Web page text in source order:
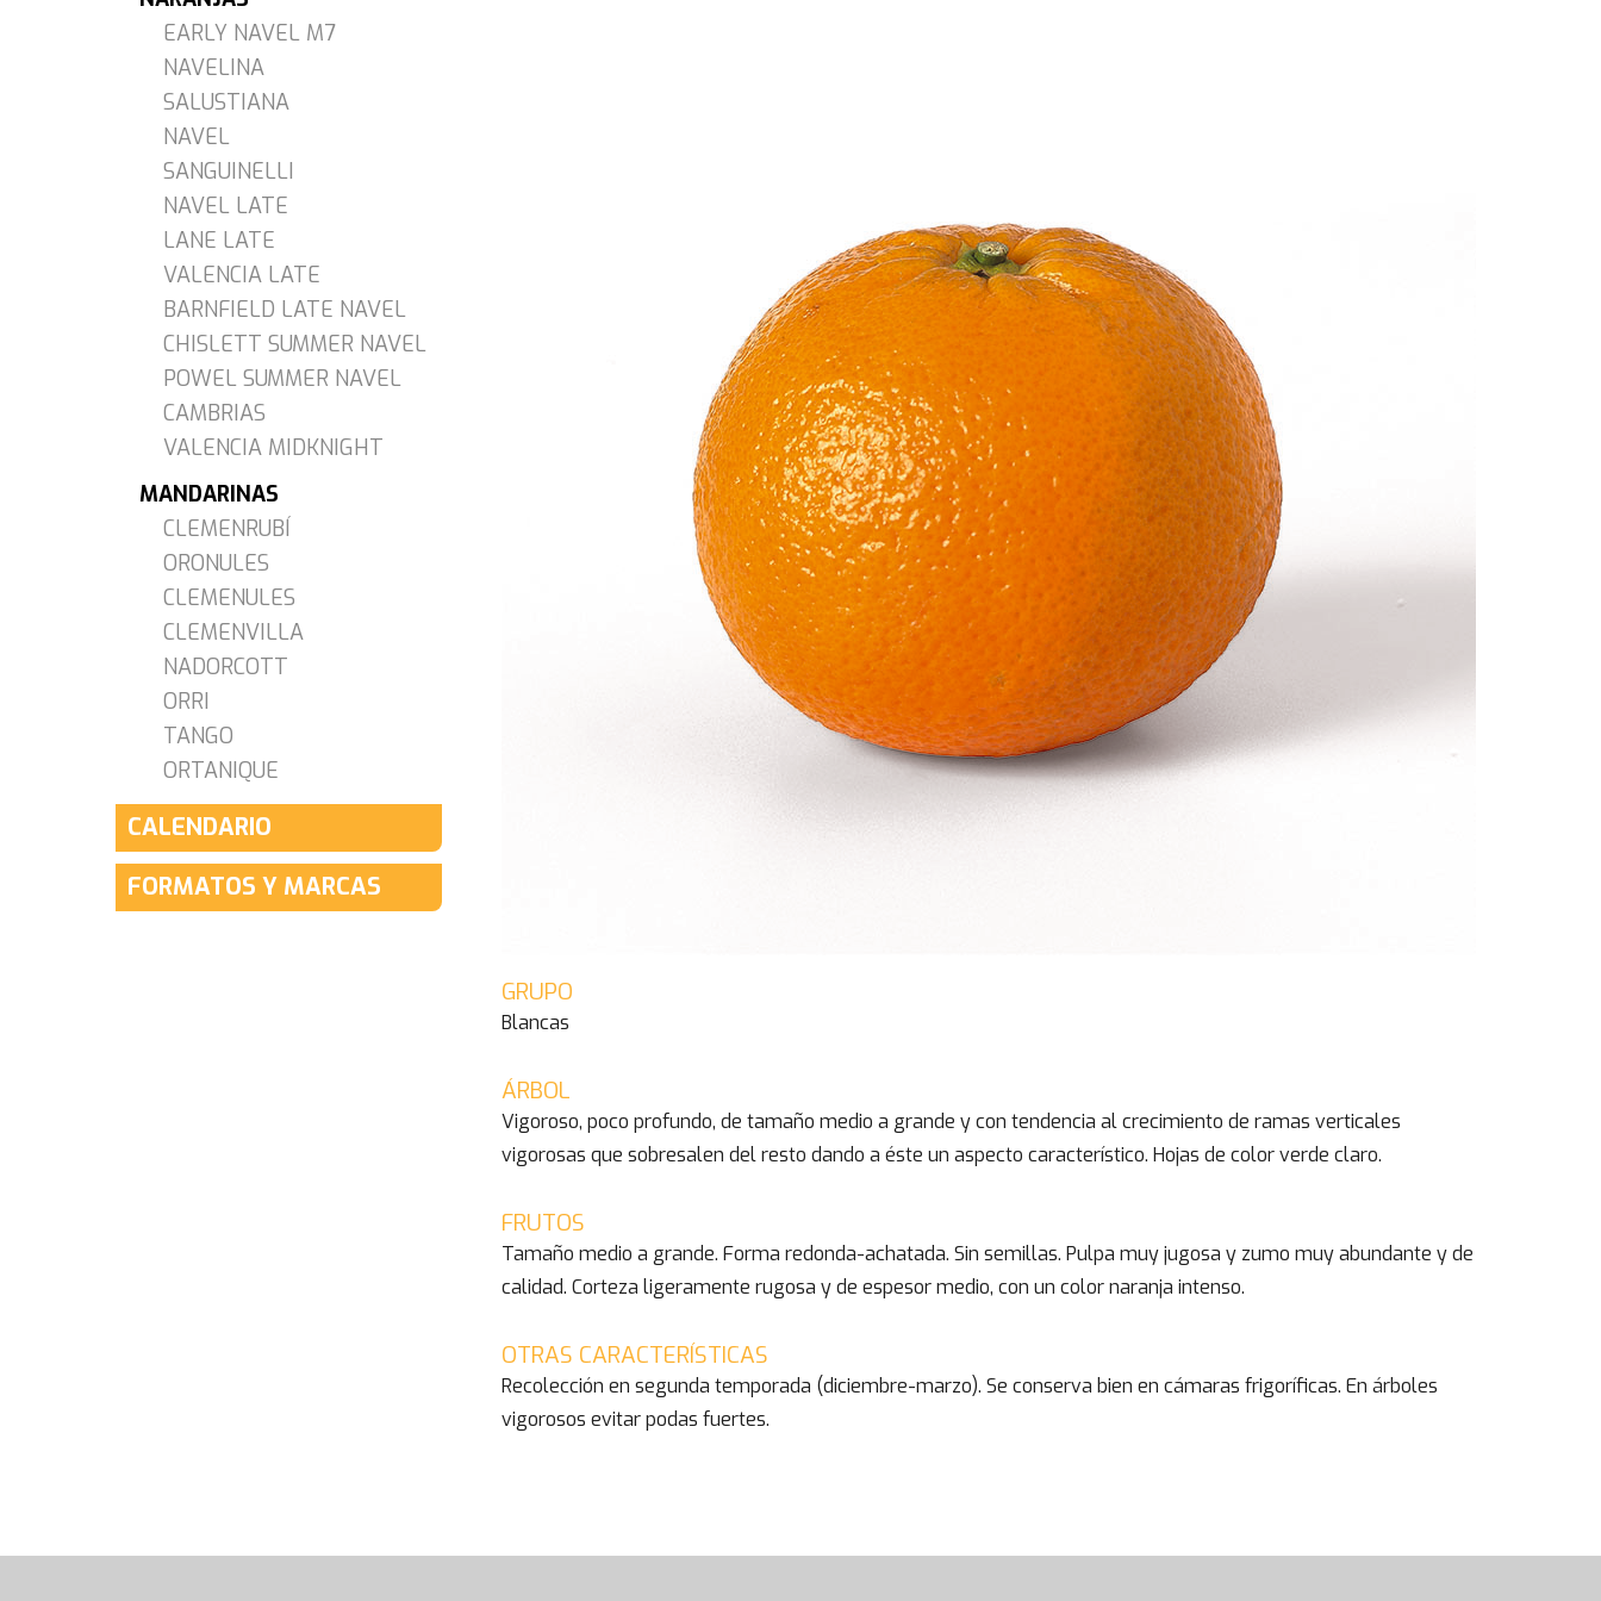
GRUPO
Blancas
ÁRBOL
Vigoroso, poco profundo, de tamaño medio a grande y con tendencia al crecimiento de ramas verticales
vigorosas que sobresalen del resto dando a éste un aspecto característico. Hojas de color verde claro.
FRUTOS
Tamaño medio a grande. Forma redonda-achatada. Sin semillas. Pulpa muy jugosa y zumo muy abundante y de
calidad. Corteza ligeramente rugosa y de espesor medio, con un color naranja intenso.
OTRAS CARACTERÍSTICAS
Recolección en segunda temporada (diciembre-marzo). Se conserva bien en cámaras frigoríficas. En árboles
vigorosos evitar podas fuertes.
EARLY NAVEL M7
NAVELINA
SALUSTIANA
NAVEL
SANGUINELLI
NAVEL LATE
LANE LATE
VALENCIA LATE
BARNFIELD LATE NAVEL
CHISLETT SUMMER NAVEL
POWEL SUMMER NAVEL
CAMBRIAS
VALENCIA MIDKNIGHT
MANDARINAS
CLEMENRUBÍ
ORONULES
CLEMENULES
CLEMENVILLA
NADORCOTT
ORRI
TANGO
ORTANIQUE
CALENDARIO
FORMATOS Y MARCAS